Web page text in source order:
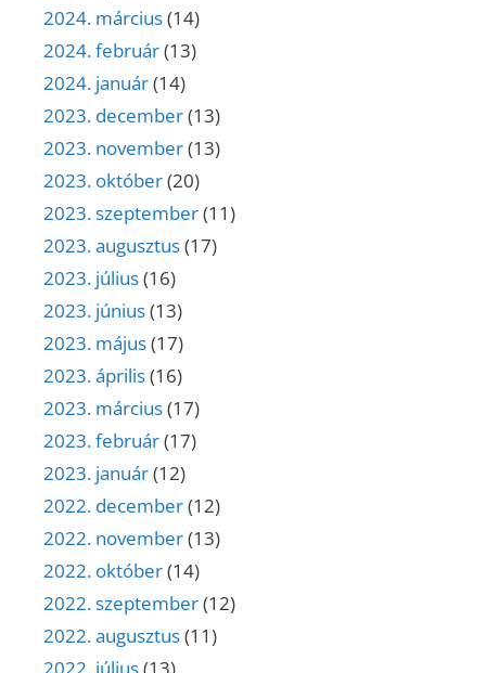
2024. március(14)
2024. február(13)
2024. január(14)
2023. december(13)
2023. november(13)
2023. október(20)
2023. szeptember(11)
2023. augusztus(17)
2023. július(16)
2023. június(13)
2023. május(17)
2023. április(16)
2023. március(17)
2023. február(17)
2023. január(12)
2022. december(12)
2022. november(13)
2022. október(14)
2022. szeptember(12)
2022. augusztus(11)